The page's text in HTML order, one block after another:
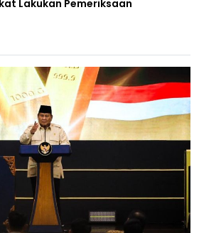
Lakukan Pemeriksaan